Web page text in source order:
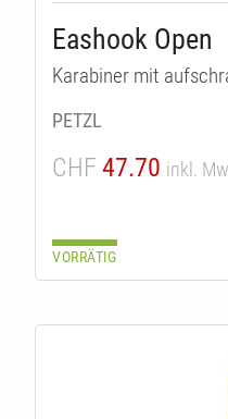
Eashook Open
Karabiner mit
PETZL
CHF 47.70 inkl.
VORRÄTIG